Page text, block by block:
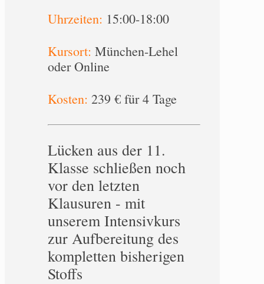
Uhrzeiten: 15:00-18:00
Kursort: München-Lehel
oder Online
Kosten: 239 € für 4 Tage
Lücken aus der 11.
Klasse schließen noch
vor den letzten
Klausuren - mit
unserem Intensivkurs
zur Aufbereitung des
kompletten bisherigen
Stoffs